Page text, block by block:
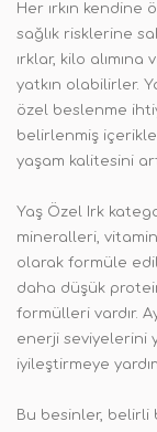
Her ırkın kendine
sağlık risklerine
ırklar, kilo
yatkın olabilirler.
özel beslenme
belirlenmiş
yaşam kalitesini
Yaş Özel Irk
mineralleri,
olarak formüle
daha düşük
formülleri vardır.
enerji seviyelerini
iyileştirmeye
Bu besinler, belirli